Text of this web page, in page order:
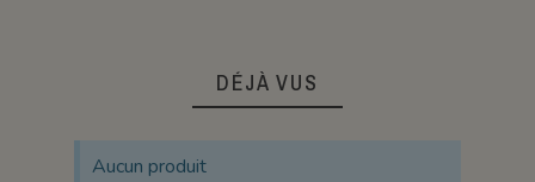
DÉJÀ VUS
Aucun produit